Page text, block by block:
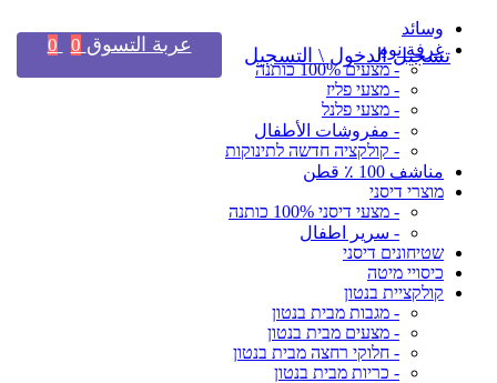
وسائد
غرفة نوم
- מצעים 100% כותנה
- מצעי פליז
- מצעי פלנל
- مفروشات الأطفال
- קולקציה חדשה לתינוקות
مناشف 100 ٪ قطن
מוצרי דיסני
- מצעי דיסני 100% כותנה
- سرير اطفال
שטיחונים דיסני
כיסויי מיטה
קולקציית בנטון
- מגבות מבית בנטון
- מצעים מבית בנטון
- חלוקי רחצה מבית בנטון
- כריות מבית בנטון
تسجيل الدخول \ التسجيل عربة التسوق 0
0